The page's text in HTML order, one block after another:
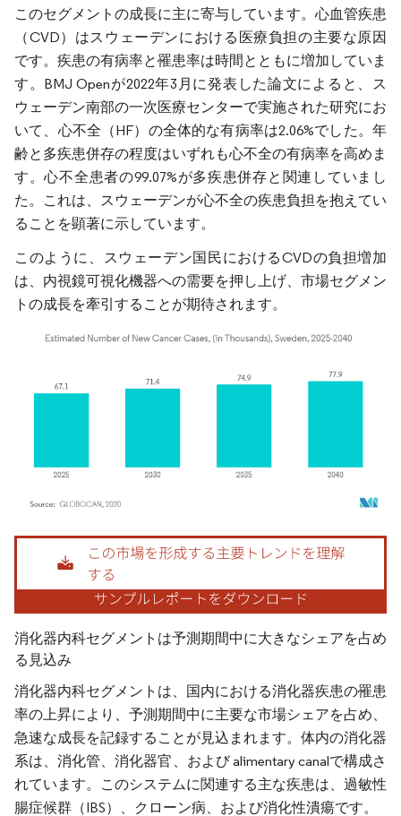
このセグメントの成長に主に寄与しています。心血管疾患
（CVD）はスウェーデンにおける医療負担の主要な原因
です。疾患の有病率と罹患率は時間とともに増加していま
す。BMJ Openが2022年3月に発表した論文によると、ス
ウェーデン南部の一次医療センターで実施された研究にお
いて、心不全（HF）の全体的な有病率は2.06%でした。年
齢と多疾患併存の程度はいずれも心不全の有病率を高めま
す。心不全患者の99.07%が多疾患併存と関連していまし
た。これは、スウェーデンが心不全の疾患負担を抱えてい
ることを顕著に示しています。
このように、スウェーデン国民におけるCVDの負担増加
は、内視鏡可視化機器への需要を押し上げ、市場セグメン
トの成長を牽引することが期待されます。
画像 © Mordor Intelligence。再利用にはCC BY 4.0の表示が必要です。
消化器内科セグメントは予測期間中に大きなシェアを占め
る見込み
消化器内科セグメントは、国内における消化器疾患の罹患
率の上昇により、予測期間中に主要な市場シェアを占め、
急速な成長を記録することが見込まれます。体内の消化器
系は、消化管、消化器官、および alimentary canalで構成さ
れています。このシステムに関連する主な疾患は、過敏性
腸症候群（IBS）、クローン病、および消化性潰瘍です。